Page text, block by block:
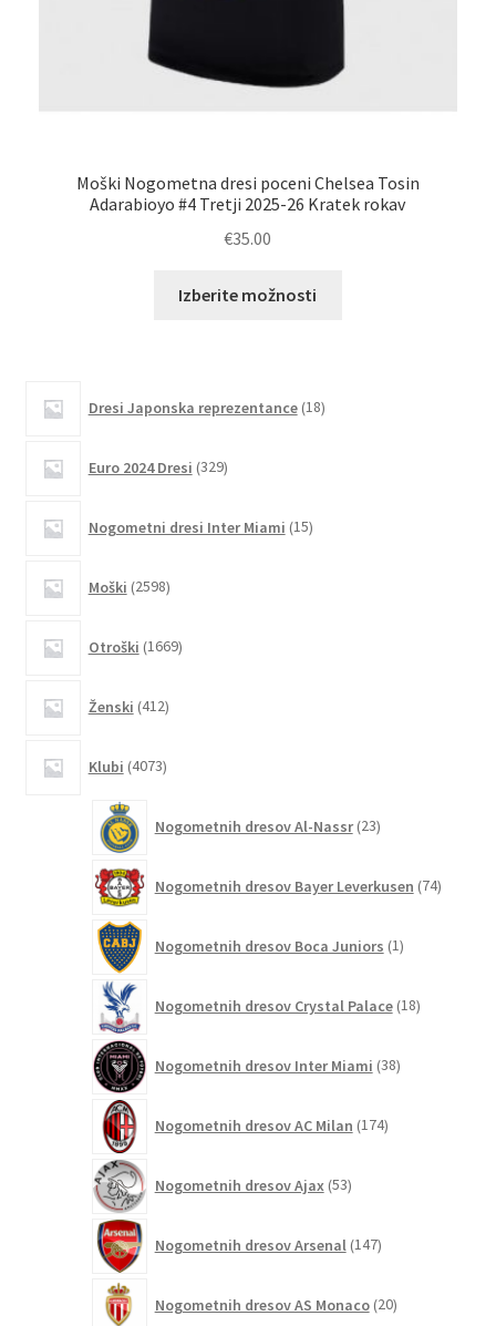
Moški Nogometna dresi poceni Chelsea Tosin
Adarabioyo #4 Tretji 2025-26 Kratek rokav
€35.00
Izberite možnosti
Dresi Japonska reprezentance 18izdelkov
Euro 2024 Dresi 329izdelkov
Nogometni dresi Inter Miami 15izdelkov
Moški 2598izdelkov
Otroški 1669izdelkov
Ženski 412izdelkov
Klubi 4073izdelkov
Nogometnih dresov Al-Nassr 23izdelkov
Nogometnih dresov Bayer Leverkusen 74izdelkov
Nogometnih dresov Boca Juniors 1izdelek
Nogometnih dresov Crystal Palace 18izdelkov
Nogometnih dresov Inter Miami 38izdelkov
Nogometnih dresov AC Milan 174izdelkov
Nogometnih dresov Ajax 53izdelkov
Nogometnih dresov Arsenal 147izdelkov
Nogometnih dresov AS Monaco 20izdelkov